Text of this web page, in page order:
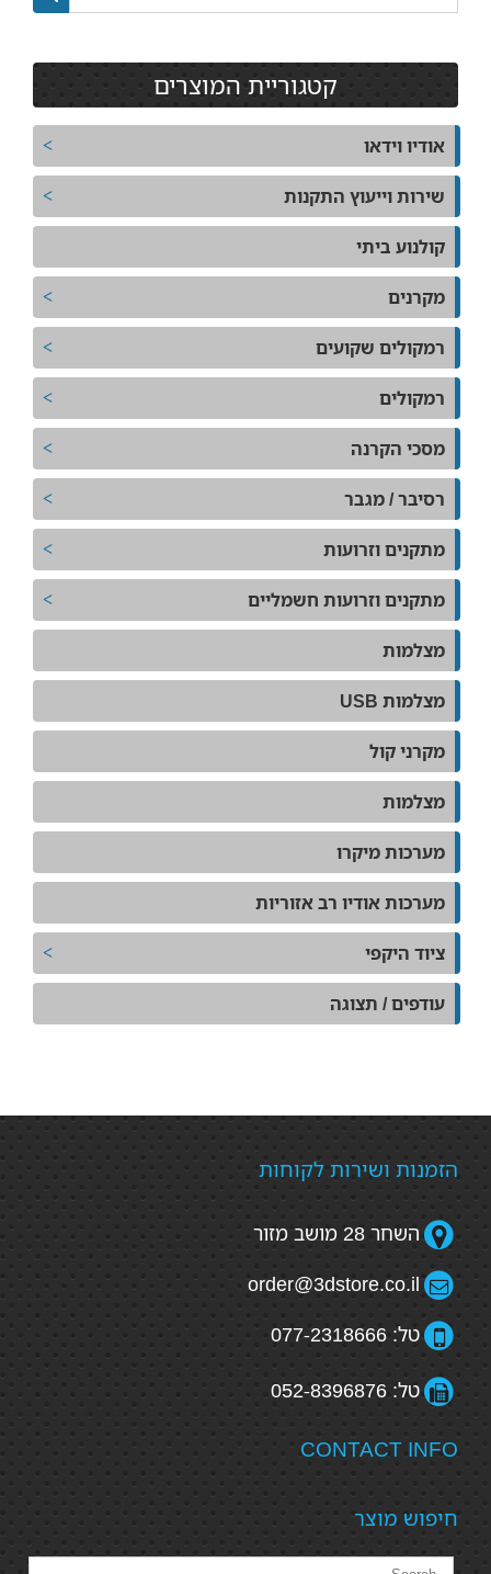
קטגוריית המוצרים
אודיו וידאו
שירות וייעוץ התקנות
קולנוע ביתי
מקרנים
רמקולים שקועים
רמקולים
מסכי הקרנה
רסיבר / מגבר
מתקנים וזרועות
מתקנים וזרועות חשמליים
מצלמות
מצלמות USB
מקרני קול
מצלמות
מערכות מיקרו
מערכות אודיו רב אזוריות
ציוד היקפי
עודפים / תצוגה
הזמנות ושירות לקוחות
השחר 28 מושב מזור
order@3dstore.co.il
טל: 077-2318666
טל: 052-8396876
CONTACT INFO
חיפוש מוצר